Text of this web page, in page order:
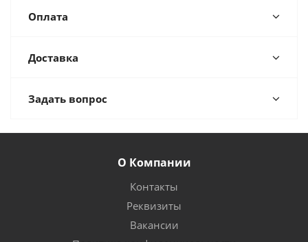
Оплата
Доставка
Задать вопрос
О Компании
Контакты
Реквизиты
Вакансии